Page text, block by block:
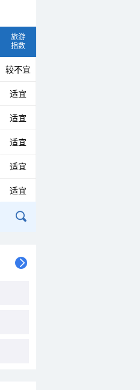
旅游
指数
较不宜
适宜
适宜
适宜
适宜
适宜